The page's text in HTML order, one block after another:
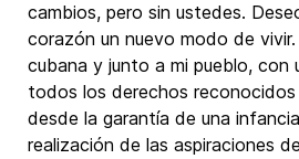
cambios, pero sin ustedes.
corazón un nuevo modo de
cubana y junto a mi pueblo, con
todos los derechos
desde la garantía de una
realización de las aspiraciones